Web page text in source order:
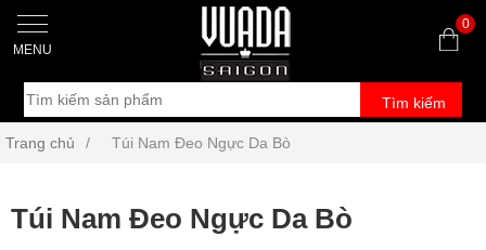
0
MENU
Tìm kiếm
Trang chủ / Túi Nam Đeo Ngực Da Bò
Túi Nam Đeo Ngực Da Bò